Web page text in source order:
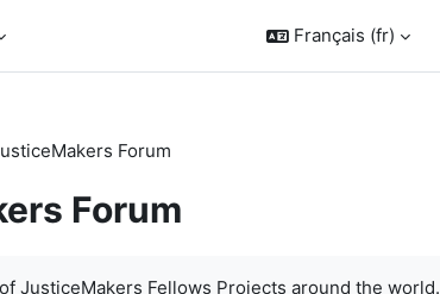
Français ‎(fr)‎
Forum
Forum
JusticeMakers Fellows Projects around the world.